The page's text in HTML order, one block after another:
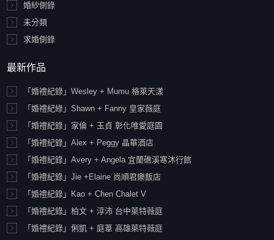
婚紗側錄
未分類
求婚側錄
最新作品
「婚禮紀錄」Wesley + Mumu 格萊天漾
「婚禮紀綠」Shawn + Fanny 皇家薇庭
「婚禮紀錄」家倫 + 玉貞 彰化唯愛庭園
「婚禮紀錄」Alex + Peggy 晶華酒店
「婚禮紀錄」Avery + Angela 宜蘭礁溪寒沐行館
「婚禮紀錄」Jie +Elaine 尚順君樂飯店
「婚禮紀錄」Kao + Chen Chalet V
「婚禮紀錄」柏文 + 淳沛 台中萊特薇庭
「婚禮紀錄」俐凱 + 庭葦 高雄萊特薇庭